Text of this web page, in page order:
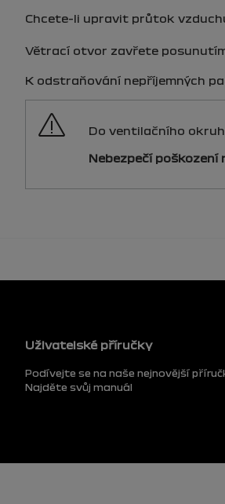
Chcete-li upravit průtok
Větrací otvor zavřete
K odstraňování nepříjemných
Do ventilačního
Nebezpečí poškození
Patička
Uživatelské příručky
Podívejte se na naše nejnovější
Najděte svůj manuál